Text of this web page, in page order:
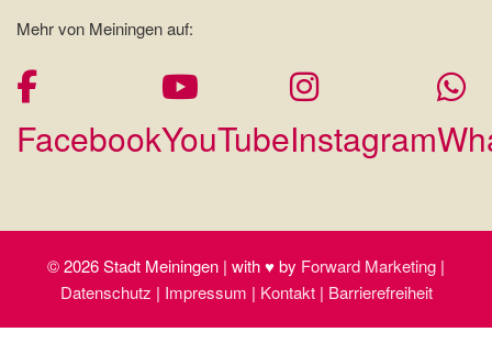
Mehr von Meiningen auf:
FacebookYouTubeInstagram
© 2026 Stadt Meiningen | with ♥ by Forward Marketing |
Datenschutz | Impressum | Kontakt| Barrierefreiheit